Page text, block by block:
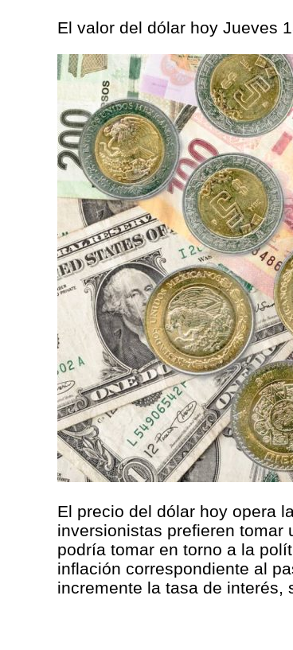
El valor del dólar hoy Jueves
El precio del dólar hoy opera
inversionistas prefieren tomar
podría tomar en torno a la
inflación correspondiente al
incremente la tasa de interés,